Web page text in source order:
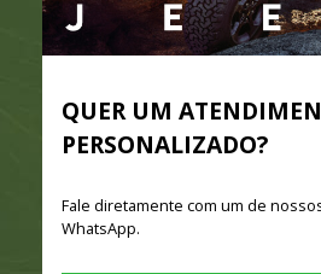
QUER UM
PERSONALIZADO?
Fale diretamente com um de
WhatsApp.